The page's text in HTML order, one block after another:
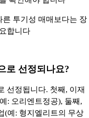
른 투기성 매매보다는 장
합니다
로 선정되나요?
선정됩니다. 첫째, 이재
: 오리엔트정공), 둘째,
(예: 형지엘리트의 무상